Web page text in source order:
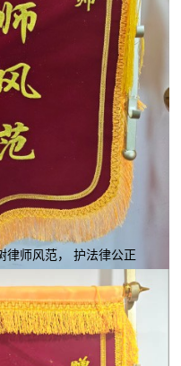
律师风范， 护法律公正